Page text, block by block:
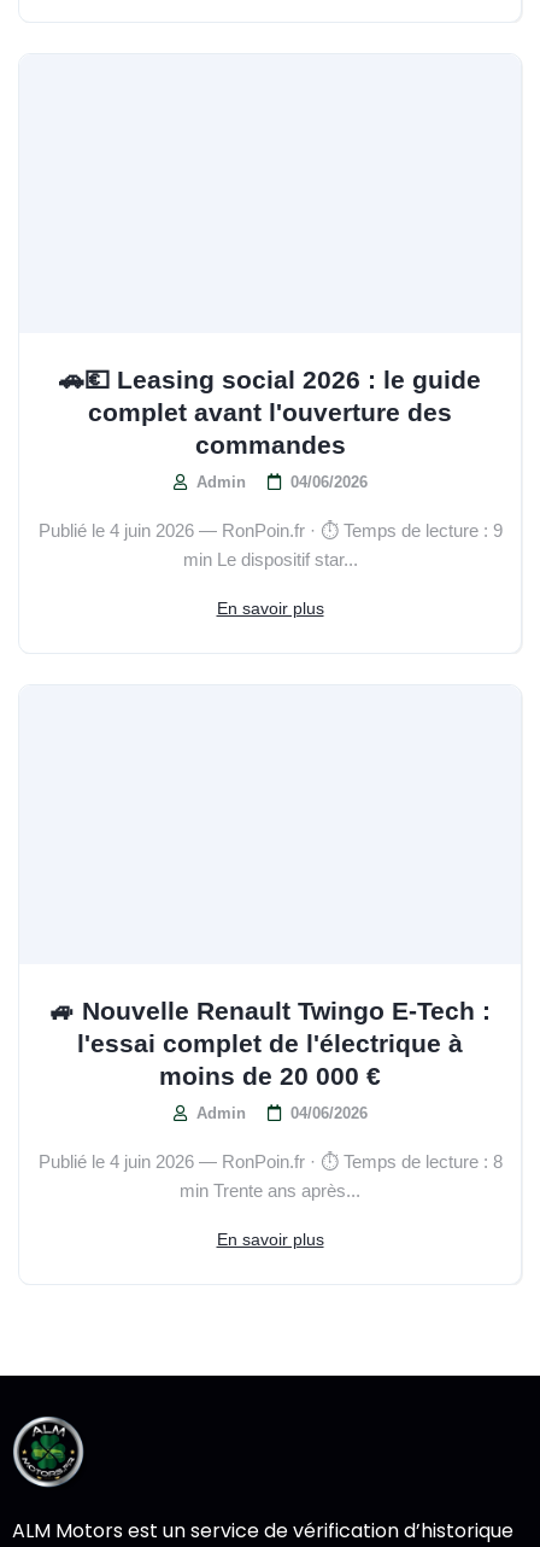
🚗💶 Leasing social 2026 : le guide
complet avant l'ouverture des
commandes
Admin 04/06/2026
Publié le 4 juin 2026 — RonPoin.fr · ⏱️ Temps de lecture : 9
min Le dispositif star...
En savoir plus
🚙 Nouvelle Renault Twingo E-Tech :
l'essai complet de l'électrique à
moins de 20 000 €
Admin 04/06/2026
Publié le 4 juin 2026 — RonPoin.fr · ⏱️ Temps de lecture : 8
min Trente ans après...
En savoir plus
ALM Motors est un service de vérification d’historique